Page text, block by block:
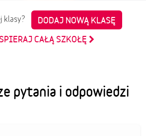
klasy?
DODAJ NOWĄ KLASĘ
CAŁĄ SZKOŁĘ
pytania i odpowiedzi